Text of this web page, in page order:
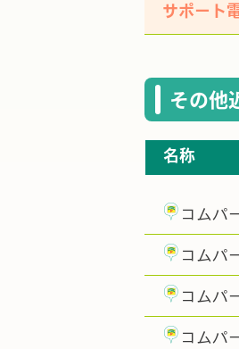
サポート
その他
名称
コムパ
コムパ
コムパ
コムパ